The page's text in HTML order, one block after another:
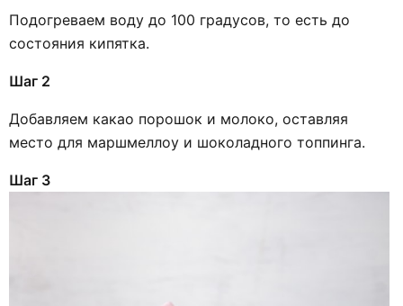
Подогреваем воду до 100 градусов, то есть до
состояния кипятка.
Шаг 2
Добавляем какао порошок и молоко, оставляя
место для маршмеллоу и шоколадного топпинга.
Шаг 3